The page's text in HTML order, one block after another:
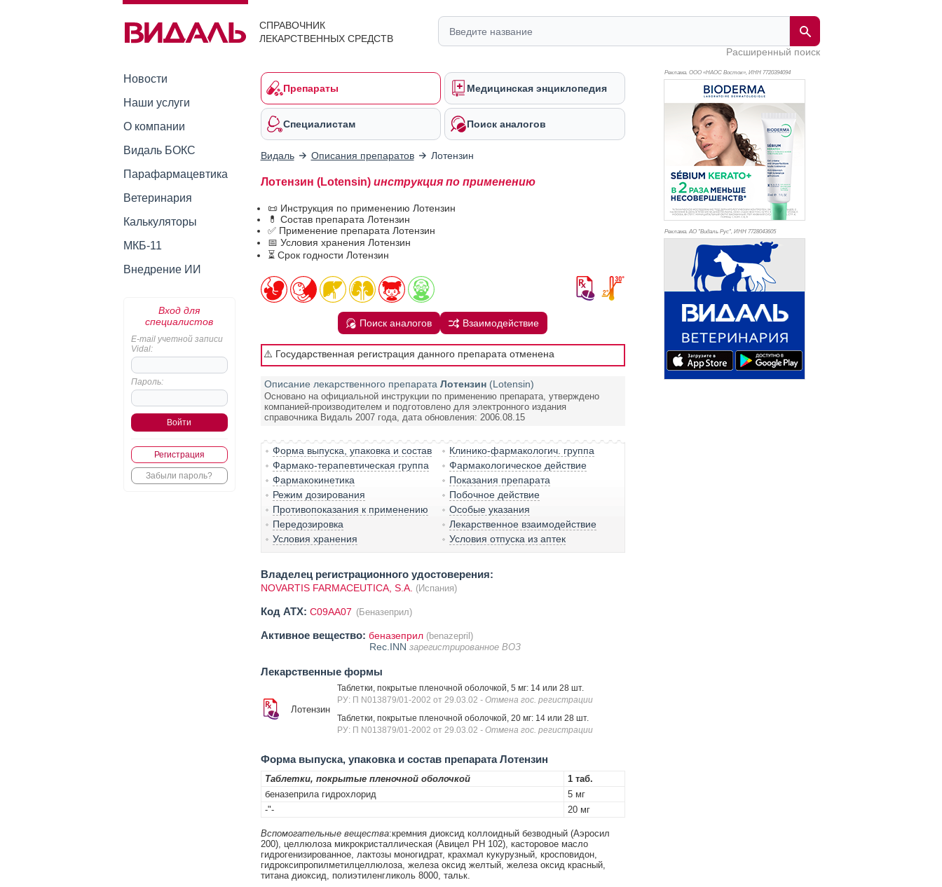
СПРАВОЧНИК
ЛЕКАРСТВЕННЫХ СРЕДСТВ
Расширенный поиск
Новости
Наши услуги
О компании
Видаль БОКС
Парафармацевтика
Ветеринария
Калькуляторы
МКБ-11
Внедрение ИИ
Вход для
специалистов
E-mail учетной записи
Vidal:
Пароль:
Регистрация
Забыли пароль?
Препараты Медицинская энциклопедия
Специалистам Поиск аналогов
Видаль Описания препаратов Лотензин
Лотензин (Lotensin) инструкция по применению
📜 Инструкция по применению Лотензин
💊 Состав препарата Лотензин
✅ Применение препарата Лотензин
📅 Условия хранения Лотензин
⏳ Срок годности Лотензин
Поиск аналогов Взаимодействие
⚠️ Государственная регистрация данного препарата отменена
Описание лекарственного препарата Лотензин (Lotensin)
Основано на официальной инструкции по применению препарата, утверждено
компанией-производителем и подготовлено для электронного издания
справочника Видаль 2007 года, дата обновления: 2006.08.15
Форма выпуска, упаковка и состав
Клинико-фармакологич. группа
Фармако-терапевтическая группа
Фармакологическое действие
Фармакокинетика
Показания препарата
Режим дозирования
Побочное действие
Противопоказания к применению
Особые указания
Передозировка
Лекарственное взаимодействие
Условия хранения
Условия отпуска из аптек
Владелец регистрационного удостоверения:
NOVARTIS FARMACEUTICA, S.A. (Испания)
Код ATX: C09AA07 (Беназеприл)
Активное вещество: беназеприл (benazepril)
Rec.INN зарегистрированное ВОЗ
Лекарственные формы
Лотензин
Таблетки, покрытые пленочной оболочкой, 5 мг: 14 или 28 шт.
РУ: П N013879/01-2002 от 29.03.02 - Отмена гос. регистрации
Таблетки, покрытые пленочной оболочкой, 20 мг: 14 или 28 шт.
РУ: П N013879/01-2002 от 29.03.02 - Отмена гос. регистрации
Форма выпуска, упаковка и состав препарата Лотензин
Таблетки, покрытые пленочной оболочкой
1 таб.
беназеприла гидрохлорид
5 мг
-"-
20 мг
Вспомогательные вещества:кремния диоксид коллоидный безводный (Аэросил
200), целлюлоза микрокристаллическая (Авицел РН 102), касторовое масло
гидрогенизированное, лактозы моногидрат, крахмал кукурузный, кросповидон,
гидроксипропилметилцеллюлоза, железа оксид желтый, железа оксид красный,
титана диоксид, полиэтиленгликоль 8000, тальк.
Реклама. ООО «НАОС Восток», ИНН 7720394094
Реклама. АО "Видаль Рус", ИНН 7728043605